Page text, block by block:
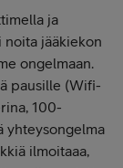
ja
jääkiekon
ongelmaan.
pausille (Wifi-
100-
yhteysongelma
ilmoitaaa,